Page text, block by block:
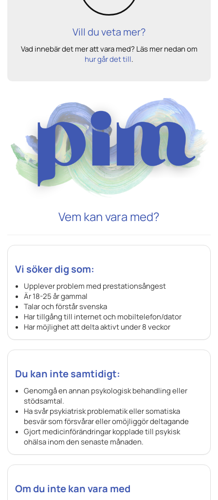
Vill du veta mer?
Vad innebär det mer att vara med? Läs mer nedan om
hur går det till.
Vem kan vara med?
Vi söker dig som:
Upplever problem med prestationsångest
Är 18-25 år gammal
Talar och förstår svenska
Har tillgång till internet och mobiltelefon/dator
Har möjlighet att delta aktivt under 8 veckor
Du kan inte samtidigt:
Genomgå en annan psykologisk behandling eller
stödsamtal.
Ha svår psykiatrisk problematik eller somatiska
besvär som försvårar eller omöjliggör deltagande
Gjort medicinförändringar kopplade till psykisk
ohälsa inom den senaste månaden.
Om du inte kan vara med